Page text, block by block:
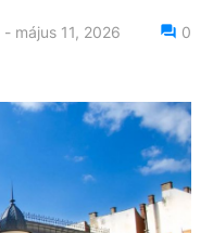
- május 11, 2026 0